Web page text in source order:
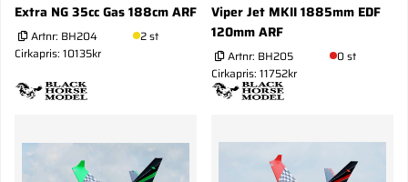
Extra NG 35cc Gas 188cm ARF
Artnr: BH204
2 st
Cirkapris: 10135kr
Viper Jet MKII 1885mm EDF
120mm ARF
Artnr: BH205
0 st
Cirkapris: 11752kr